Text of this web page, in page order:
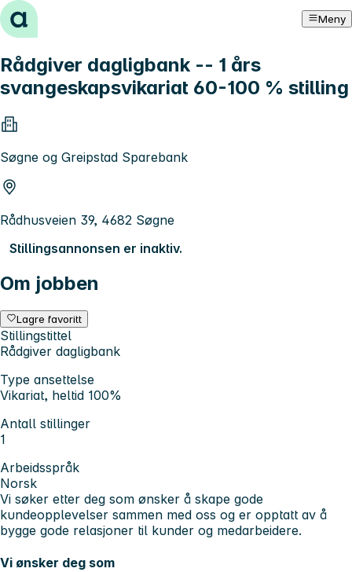
Hopp til innhold Meny
Rådgiver dagligbank -- 1 års
svangeskapsvikariat 60-100 % stilling
Søgne og Greipstad Sparebank
Rådhusveien 39, 4682 Søgne
Stillingsannonsen er inaktiv.
Om jobben
Lagre favoritt
Stillingstittel
Rådgiver dagligbank
Type ansettelse
Vikariat, heltid 100%
Antall stillinger
1
Arbeidsspråk
Norsk
Vi søker etter deg som ønsker å skape gode
kundeopplevelser sammen med oss og er opptatt av å
bygge gode relasjoner til kunder og medarbeidere.
Vi ønsker deg som